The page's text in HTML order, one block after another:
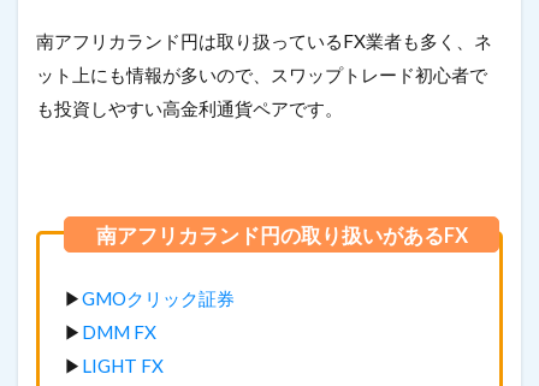
南アフリカランド円は取り扱っているFX業者も多く、ネ
ット上にも情報が多いので、スワップトレード初心者で
も投資しやすい高金利通貨ペアです。
▶GMOクリック証券
▶ DMM FX
▶ LIGHT FX